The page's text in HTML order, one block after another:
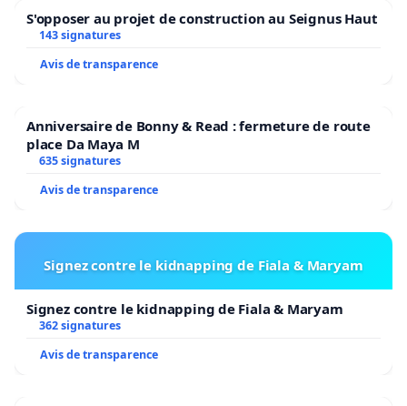
S'opposer au projet de construction au Seignus Haut
143 signatures
Avis de transparence
Anniversaire de Bonny & Read : fermeture de route
place Da Maya M
635 signatures
Avis de transparence
Signez contre le kidnapping de Fiala & Maryam
Signez contre le kidnapping de Fiala & Maryam
362 signatures
Avis de transparence